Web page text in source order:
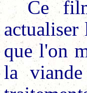
Ce
actualiser
que l'on
la